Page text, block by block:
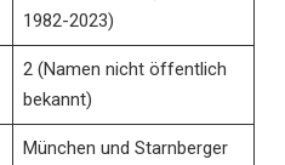
1982-2023)
2 (Namen nicht öffentlich
bekannt)
München und Starnberger